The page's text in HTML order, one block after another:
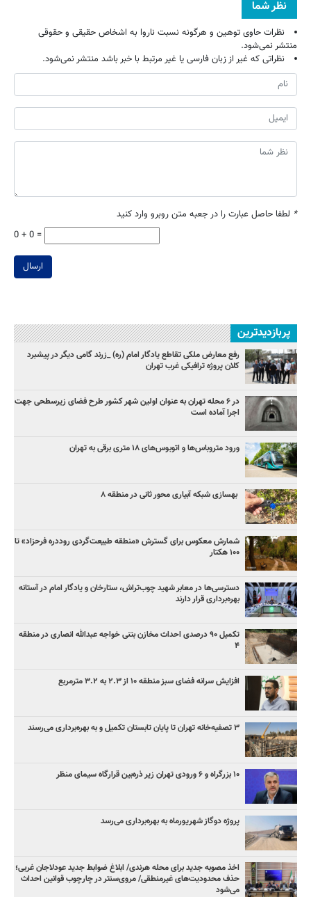
نظر شما
نظرات حاوی توهین و هرگونه نسبت ناروا به اشخاص حقیقی و حقوقی
منتشر نمی‌شود.
نظراتی که غیر از زبان فارسی یا غیر مرتبط با خبر باشد منتشر نمی‌شود.
* لطفا حاصل عبارت را در جعبه متن روبرو وارد کنید
0 + 0 =
ارسال
پربازدیدترین
رفع معارض ملکی تقاطع یادگار امام (ره) _زرند گامی دیگر در پیشبرد
کلان پروژه‌ ترافیکی غرب تهران
در ۶ محله تهران به عنوان اولین شهر کشور طرح فضای زیرسطحی جهت
اجرا آماده است
ورود متروباس‌ها و اتوبوس‌های ۱۸ متری برقی به تهران
بهسازی شبکه آبیاری محور ثانی در منطقه ۸
شمارش معکوس برای گسترش «منطقه طبیعت‌گردی روددره فرحزاد» تا
۱۰۰ هکتار
دسترسی‌ها در معابر شهید چوب‌تراش، ستارخان و یادگار امام در آستانه
بهره‌برداری قرار دارند
تکمیل ۹۰ درصدی احداث مخازن بتنی خواجه عبدالله انصاری در منطقه
۴
افزایش سرانه فضای سبز منطقه ۱۰ از ۲.۳ به ۳.۲ مترمربع
۳ ﺗﺼﻔﻴﻪ‌ﺧﺎﻧﻪ‌ تهران تا پایان تابستان تکمیل و به بهره‌برداری می‌رسند
۱۰ بزرگراه و ۶ ورودی تهران زیر ذره‌بین قرارگاه سیمای منظر
پروژه دوگاز شهریورماه به بهره‌برداری می‌رسد
اخذ مصوبه جدید برای محله هرندی/ ابلاغ ضوابط جدید عودلاجان غربی؛
حذف محدودیت‌های غیرمنطقی/ مروی‌سنتر در چارچوب قوانین احداث
می‌شود